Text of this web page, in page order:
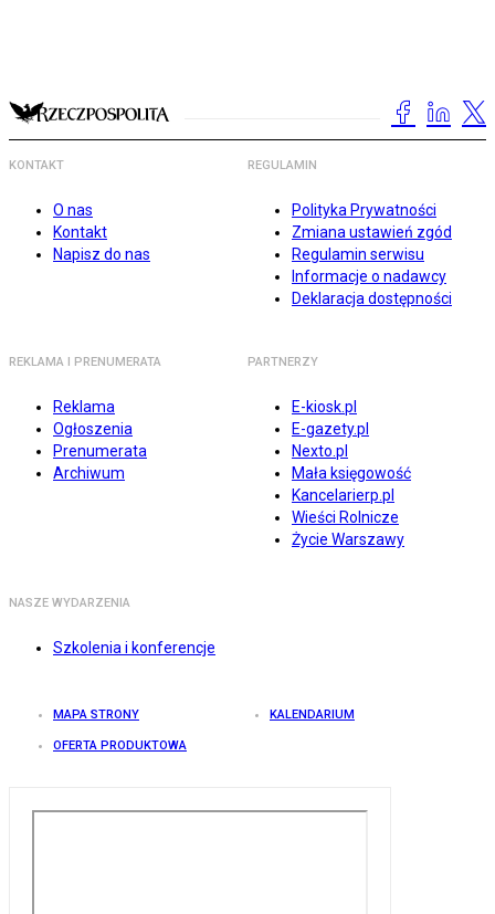
KONTAKT
O nas
Kontakt
Napisz do nas
REGULAMIN
Polityka Prywatności
Zmiana ustawień zgód
Regulamin serwisu
Informacje o nadawcy
Deklaracja dostępności
REKLAMA I PRENUMERATA
Reklama
Ogłoszenia
Prenumerata
Archiwum
PARTNERZY
E-kiosk.pl
E-gazety.pl
Nexto.pl
Mała księgowość
Kancelarierp.pl
Wieści Rolnicze
Życie Warszawy
NASZE WYDARZENIA
Szkolenia i konferencje
MAPA STRONY KALENDARIUM
OFERTA PRODUKTOWA